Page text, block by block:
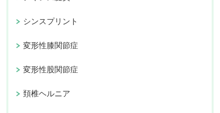
シンスプリント
変形性膝関節症
変形性股関節症
頚椎ヘルニア